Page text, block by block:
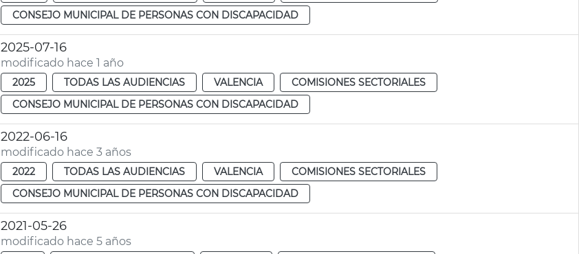
CONSEJO MUNICIPAL DE PERSONAS CON DISCAPACIDAD
2025-07-16
modificado hace 1 año
2025 TODAS LAS AUDIENCIAS VALENCIA
COMISIONES SECTORIALES
CONSEJO MUNICIPAL DE PERSONAS CON DISCAPACIDAD
2022-06-16
modificado hace 3 años
2022 TODAS LAS AUDIENCIAS VALENCIA
COMISIONES SECTORIALES
CONSEJO MUNICIPAL DE PERSONAS CON DISCAPACIDAD
2021-05-26
modificado hace 5 años